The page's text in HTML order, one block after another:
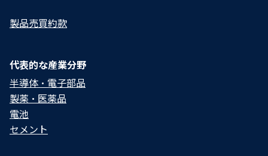
製品売買約款
代表的な産業分野
半導体・電子部品
製薬・医薬品
電池
セメント